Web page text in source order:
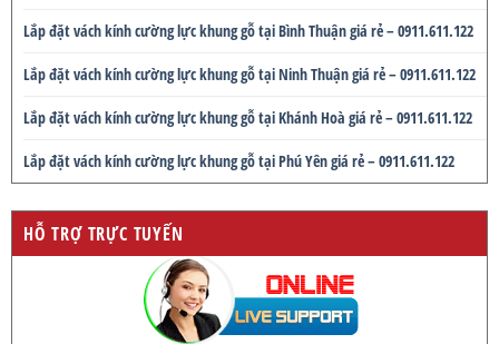
Lắp đặt vách kính cường lực khung gỗ tại Bình Thuận giá rẻ – 0911.611.122
Lắp đặt vách kính cường lực khung gỗ tại Ninh Thuận giá rẻ – 0911.611.122
Lắp đặt vách kính cường lực khung gỗ tại Khánh Hoà giá rẻ – 0911.611.122
Lắp đặt vách kính cường lực khung gỗ tại Phú Yên giá rẻ – 0911.611.122
HỖ TRỢ TRỰC TUYẾN